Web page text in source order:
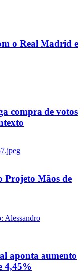
o Real Madrid e
compra de votos
Projeto Mãos de
aponta aumento
4,45%